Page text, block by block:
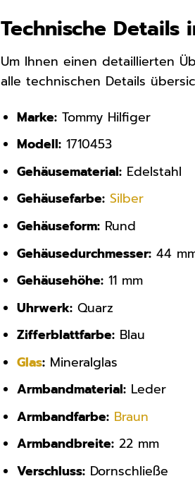
Technische Details
Um Ihnen einen detaillierten
alle technischen Details
Marke: Tommy Hilfiger
Modell: 1710453
Gehäusematerial: Edelstahl
Gehäusefarbe: Silber
Gehäuseform: Rund
Gehäusedurchmesser: 44
Gehäusehöhe: 11 mm
Uhrwerk: Quarz
Zifferblattfarbe: Blau
Glas: Mineralglas
Armbandmaterial: Leder
Armbandfarbe: Braun
Armbandbreite: 22 mm
Verschluss: Dornschließe